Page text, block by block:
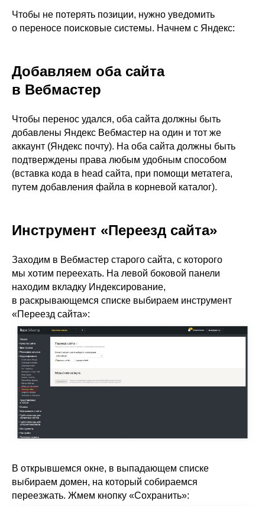
Чтобы не потерять позиции, нужно уведомить
о переносе поисковые системы. Начнем с Яндекс:
Добавляем оба сайта
в Вебмастер
Чтобы перенос удался, оба сайта должны быть
добавлены Яндекс Вебмастер на один и тот же
аккаунт (Яндекс почту). На оба сайта должны быть
подтверждены права любым удобным способом
(вставка кода в head сайта, при помощи метатега,
путем добавления файла в корневой каталог).
Инструмент «Переезд сайта»
Заходим в Вебмастер старого сайта, с которого
мы хотим переехать. На левой боковой панели
находим вкладку Индексирование,
в раскрывающемся списке выбираем инструмент
«Переезд сайта»:
В открывшемся окне, в выпадающем списке
выбираем домен, на который собираемся
переезжать. Жмем кнопку «Сохранить»: